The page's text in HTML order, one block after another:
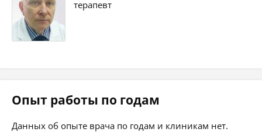
терапевт
Опыт работы по годам
Данных об опыте врача по годам и клиникам нет.